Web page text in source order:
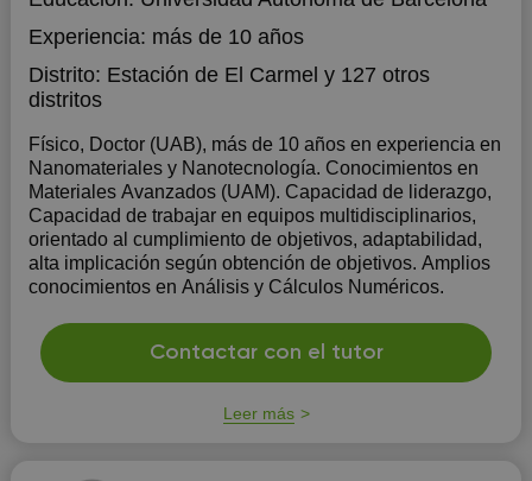
Experiencia: más de 10 años
Distrito: Estación de El Carmel y 127 otros
distritos
Físico, Doctor (UAB), más de 10 años en experiencia en
Nanomateriales y Nanotecnología. Conocimientos en
Materiales Avanzados (UAM). Capacidad de liderazgo,
Capacidad de trabajar en equipos multidisciplinarios,
orientado al cumplimiento de objetivos, adaptabilidad,
alta implicación según obtención de objetivos. Amplios
conocimientos en Análisis y Cálculos Numéricos.
Contactar con el tutor
Leer más